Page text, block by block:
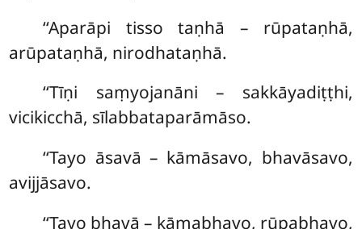
‘‘Aparāpi tisso taṇhā – rūpataṇhā,
arūpataṇhā, nirodhataṇhā.
‘‘Tīṇi saṃyojanāni – sakkāyadiṭṭhi,
vicikicchā, sīlabbataparāmāso.
‘‘Tayo āsavā – kāmāsavo, bhavāsavo,
avijjāsavo.
‘‘Tayo bhavā – kāmabhavo, rūpabhavo,